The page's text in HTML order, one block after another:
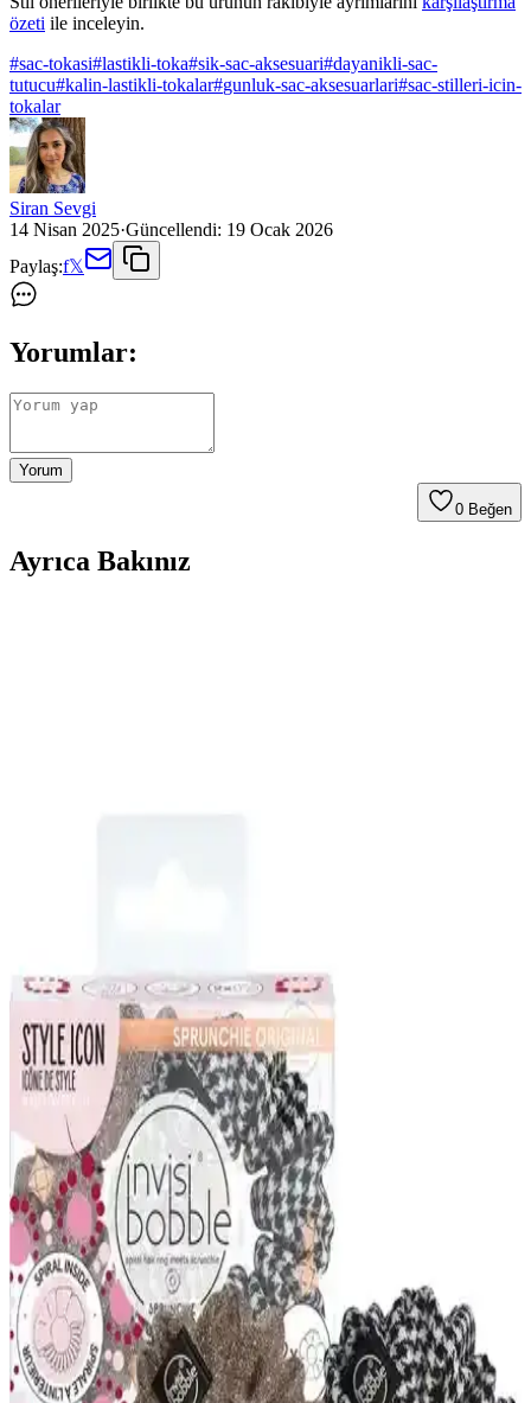
özeti ile inceleyin.
#sac-tokasi#lastikli-toka#sik-sac-aksesuari#dayanikli-sac-
tutucu#kalin-lastikli-tokalar#gunluk-sac-aksesuarlari#sac-stilleri-icin-
tokalar
Siran Sevgi
14 Nisan 2025·Güncellendi: 19 Ocak 2026
Paylaş:f𝕏
Yorumlar:
Yorum
0 Beğen
Ayrıca Bakınız
Mandal Toka: Zarif ve Dayanıklı Saç Aksesuarı
GÜLPEŞE Gold Beyaz Zambak Çiçekli Metal Mandal Toka, şıklık
ve dayanıklılığı bir araya getirerek saçlarınızı güvenle tutar. Zarif
tasarımı ve pratik kullanımıyla günlük ve özel günler için ideal.
Kadife Siyah Lastik Toka: Şık ve Dayanıklı Saç
Aksesuarları
Kadife dokulu siyah lastik toka, şıklık ve fonksiyonelliği bir arada
sunar. Esnek yapısı ve yüksek tutma gücüyle günlük ve özel
günlerde tercih edilir.
2025'te Monalisa Beyaz Lotus Tokasıyla Şıklık ve
Rahatlık Bir Arada
Monalisa Beyaz Lotus Tokası, hafif ve şık tasarımıyla günlük
kullanımda fark yaratır. Detayları keşfedin, hemen inceleyin!